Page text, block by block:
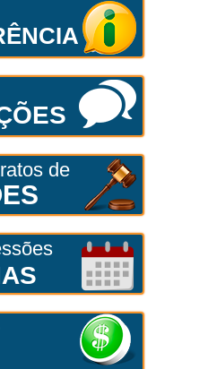
de